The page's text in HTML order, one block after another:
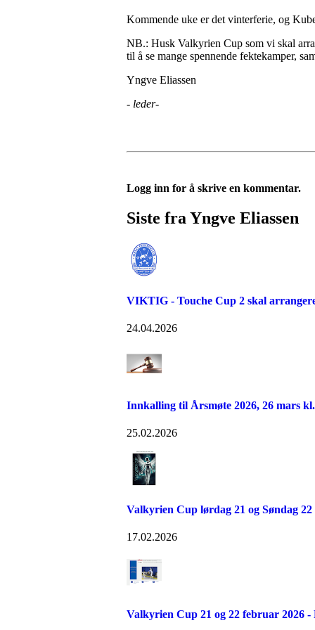
Kommende uke er det vinterferie, og
NB.: Husk Valkyrien Cup som vi skal
til å se mange spennende fektekamper,
Yngve Eliassen
- leder-
Logg inn for å skrive en kommentar.
Siste fra Yngve Eliassen
VIKTIG - Touche Cup 2 skal
24.04.2026
Innkalling til Årsmøte 2026, 26 mars
25.02.2026
Valkyrien Cup lørdag 21 og Søndag
17.02.2026
Valkyrien Cup 21 og 22 februar 2026